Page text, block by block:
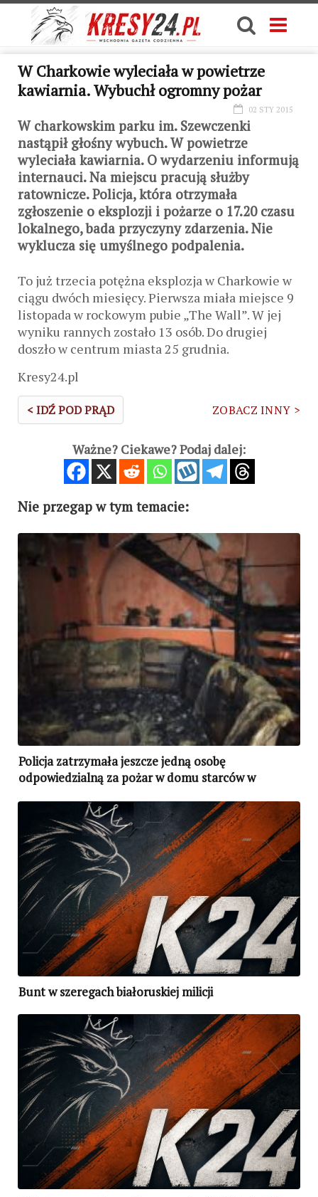
W Charkowie wyleciała w powietrze
kawiarnia. Wybuchł ogromny pożar
02 STY 2015
W charkowskim parku im. Szewczenki
nastąpił głośny wybuch. W powietrze
wyleciała kawiarnia. O wydarzeniu informują
internauci. Na miejscu pracują służby
ratownicze. Policja, która otrzymała
zgłoszenie o eksplozji i pożarze o 17.20 czasu
lokalnego, bada przyczyny zdarzenia. Nie
wyklucza się umyślnego podpalenia.
To już trzecia potężna eksplozja w Charkowie w
ciągu dwóch miesięcy. Pierwsza miała miejsce 9
listopada w rockowym pubie „The Wall”. W jej
wyniku rannych zostało 13 osób. Do drugiej
doszło w centrum miasta 25 grudnia.
Kresy24.pl
< IDŹ POD PRĄD ZOBACZ INNY >
Ważne? Ciekawe? Podaj dalej:
Nie przegap w tym temacie:
Policja zatrzymała jeszcze jedną osobę
odpowiedzialną za pożar w domu starców w
Bunt w szeregach białoruskiej milicji